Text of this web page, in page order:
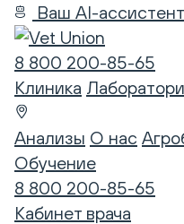
Ваш AI-
8 800 200-85-65
Клиника
Анализы О нас
Обучение
8 800 200-85-65
Кабинет врача